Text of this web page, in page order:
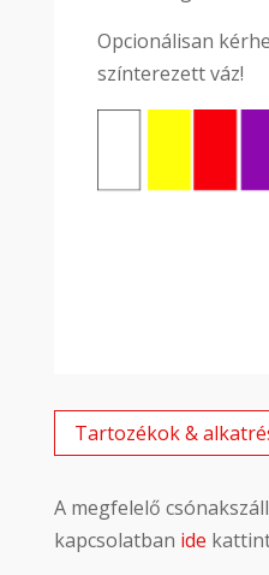
Opcionálisan
színterezett váz!
Tartozékok &
A megfelelő
kapcsolatban ide